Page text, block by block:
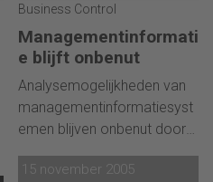
en kwaliteit te toetsen en te
verbeteren. Een middel dat
al jaren bestaat maar de
steeds meer opmars
maakt.
Business Control
Managementinformati
e blijft onbenut
Analysemogelijkheden van
managementinformatiesyst
emen blijven onbenut door
inzicht in de technologische
15 november 2005